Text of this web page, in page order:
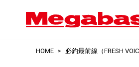
HOME 必釣最前線（FRESH